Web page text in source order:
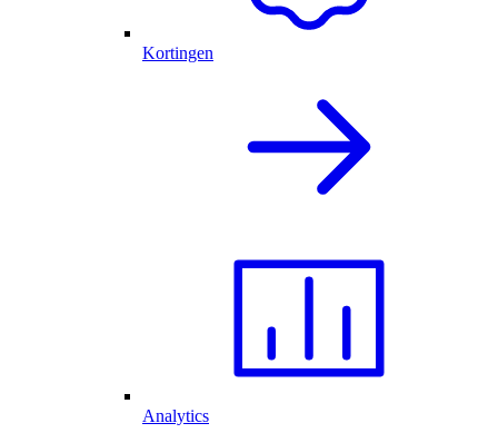
Kortingen
Analytics